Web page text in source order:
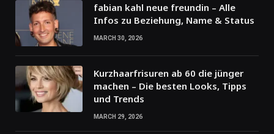
fabian kahl neue freundin – Alle
Infos zu Beziehung, Name & Status
MARCH 30, 2026
Kurzhaarfrisuren ab 60 die jünger
machen – Die besten Looks, Tipps
und Trends
MARCH 29, 2026